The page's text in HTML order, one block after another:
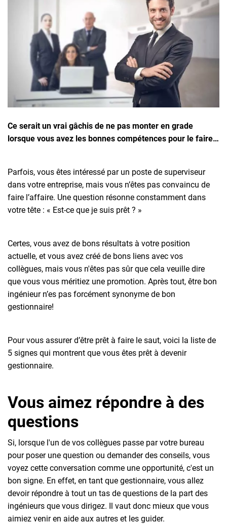
Employeurs
Publiez une offre d'emploi
Ce serait un vrai gâchis de ne pas monter en grade
lorsque vous avez les bonnes compétences pour le faire…
Parfois, vous êtes intéressé par un poste de superviseur
dans votre entreprise, mais vous n’êtes pas convaincu de
faire l’affaire. Une question résonne constamment dans
votre tête : « Est-ce que je suis prêt ? »
Certes, vous avez de bons résultats à votre position
actuelle, et vous avez créé de bons liens avec vos
collègues, mais vous n'êtes pas sûr que cela veuille dire
que vous vous méritiez une promotion. Après tout, être bon
ingénieur n’es pas forcément synonyme de bon
gestionnaire!
Pour vous assurer d’être prêt à faire le saut, voici la liste de
5 signes qui montrent que vous êtes prêt à devenir
gestionnaire.
Vous aimez répondre à des
questions
Si, lorsque l'un de vos collègues passe par votre bureau
pour poser une question ou demander des conseils, vous
voyez cette conversation comme une opportunité, c'est un
bon signe. En effet, en tant que gestionnaire, vous allez
devoir répondre à tout un tas de questions de la part des
ingénieurs que vous dirigez. Il vaut donc mieux que vous
aimiez venir en aide aux autres et les guider.